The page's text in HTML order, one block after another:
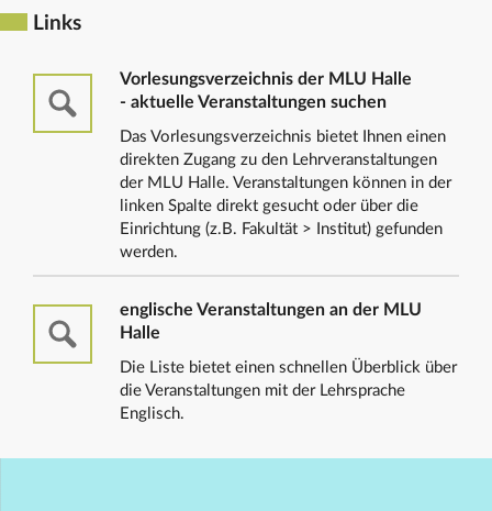
Links
Vorlesungsverzeichnis der MLU Halle
- aktuelle Veranstaltungen suchen
Das Vorlesungsverzeichnis bietet Ihnen einen
direkten Zugang zu den Lehrveranstaltungen
der MLU Halle. Veranstaltungen können in der
linken Spalte direkt gesucht oder über die
Einrichtung (z.B. Fakultät > Institut) gefunden
werden.
englische Veranstaltungen an der MLU
Halle
Die Liste bietet einen schnellen Überblick über
die Veranstaltungen mit der Lehrsprache
Englisch.